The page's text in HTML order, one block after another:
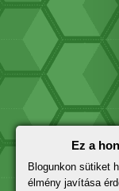
Ez a
Blogunkon sütiket
élmény javítása